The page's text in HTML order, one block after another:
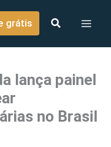
grátis
lança painel
no Brasil